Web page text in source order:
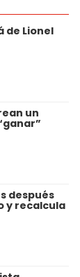
de Lionel
un
después
y recalcula